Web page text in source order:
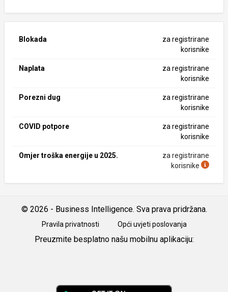
Blokada
za registrirane
korisnike
Naplata
za registrirane
korisnike
Porezni dug
za registrirane
korisnike
COVID potpore
za registrirane
korisnike
Omjer troška energije u 2025.
za registrirane
korisnike
© 2026 - Business Intelligence. Sva prava pridržana.
Pravila privatnosti Opći uvjeti poslovanja
Preuzmite besplatno našu mobilnu aplikaciju: